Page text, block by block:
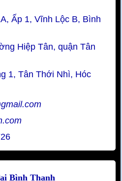
Ấp 1, Vĩnh Lộc B, Bình
Hiệp Tân, quận Tân
1, Tân Thới Nhì, Hóc
Bình Thạnh